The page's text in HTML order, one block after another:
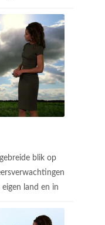
blik op
land en in